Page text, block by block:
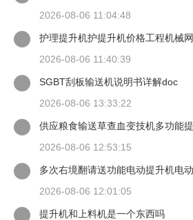
2026-08-06 11:04:48
护理提升机护提升机价格工程机械网
2026-08-06 11:40:39
SGBT刮板输送机说明书详解doc
2026-08-06 13:33:22
供应粮食输送草查血变技机多功能
2026-08-06 12:53:15
多次右境翻请送功能电动提升机电
2026-08-06 12:01:05
提升机和上料机是一个东西吗